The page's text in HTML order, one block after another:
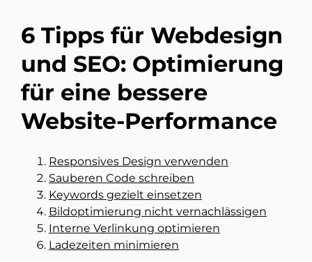
6 Tipps für Webdesign
und SEO: Optimierung
für eine bessere
Website-Performance
Responsives Design verwenden
Sauberen Code schreiben
Keywords gezielt einsetzen
Bildoptimierung nicht vernachlässigen
Interne Verlinkung optimieren
Ladezeiten minimieren